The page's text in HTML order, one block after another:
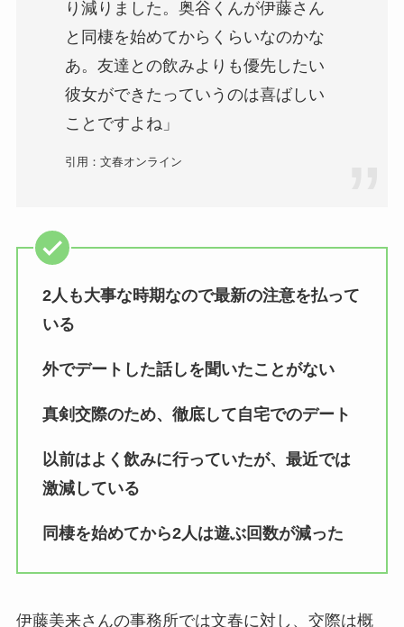
り減りました。奥谷くんが伊藤さん
と同棲を始めてからくらいなのかな
あ。友達との飲みよりも優先したい
彼女ができたっていうのは喜ばしい
ことですよね」
引用：文春オンライン
2人も大事な時期なので最新の注意を払って
いる
外でデートした話しを聞いたことがない
真剣交際のため、徹底して自宅でのデート
以前はよく飲みに行っていたが、最近では
激減している
同棲を始めてから2人は遊ぶ回数が減った
伊藤美来さんの事務所では文春に対し、交際は概